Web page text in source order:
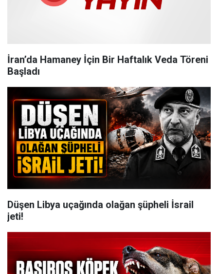
İran’da Hamaney İçin Bir Haftalık Veda Töreni
Başladı
Düşen Libya uçağında olağan şüpheli İsrail
jeti!